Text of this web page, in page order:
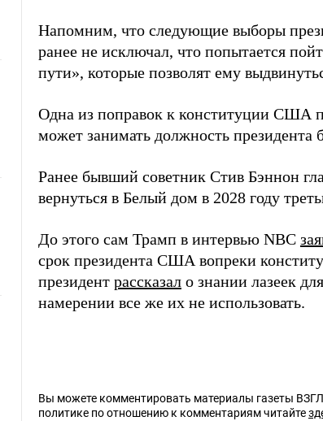
Напомним, что следующие выборы
ранее не исключал, что попытается
пути», которые позволят ему
Одна из поправок к конституции США
может занимать должность президента
Ранее бывший советник Стив Бэннон
вернуться в Белый дом в 2028 году
До этого сам Трамп в интервью NBC
срок президента США вопреки
президент рассказал о знании лазеек
намерении все же их не использовать.
Вы можете комментировать материалы газеты
политике по отношению к комментариям читайте